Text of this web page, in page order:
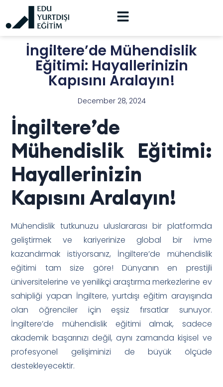
İngiltere’de Mühendislik
Eğitimi: Hayallerinizin
Kapısını Aralayın!
December 28, 2024
İngiltere’de
Mühendislik Eğitimi:
Hayallerinizin
Kapısını Aralayın!
Mühendislik tutkunuzu uluslararası bir platformda
geliştirmek ve kariyerinize global bir ivme
kazandırmak istiyorsanız, İngiltere’de mühendislik
eğitimi tam size göre! Dünyanın en prestijli
üniversitelerine ve yenilikçi araştırma merkezlerine ev
sahipliği yapan İngiltere, yurtdışı eğitim arayışında
olan öğrenciler için eşsiz fırsatlar sunuyor.
İngiltere’de mühendislik eğitimi almak, sadece
akademik başarınızı değil, aynı zamanda kişisel ve
profesyonel gelişiminizi de büyük ölçüde
destekleyecektir.